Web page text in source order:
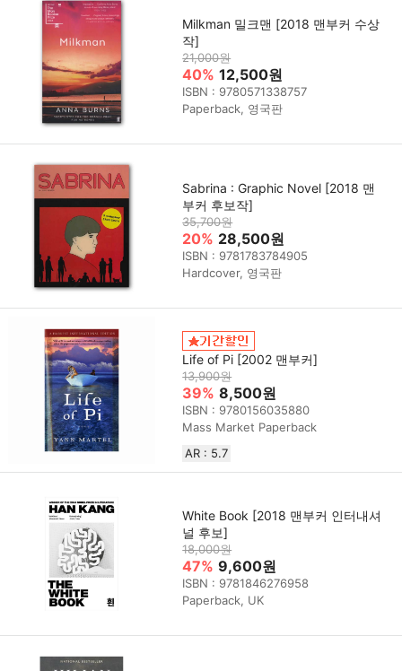
Milkman 밀크맨 [2018 맨부커 수상
작]
21,000원
40% 12,500원
ISBN : 9780571338757
Paperback, 영국판
Sabrina : Graphic Novel [2018 맨
부커 후보작]
35,700원
20% 28,500원
ISBN : 9781783784905
Hardcover, 영국판
Life of Pi [2002 맨부커]
13,900원
39% 8,500원
ISBN : 9780156035880
Mass Market Paperback
AR : 5.7
White Book [2018 맨부커 인터내셔
널 후보]
18,000원
47% 9,600원
ISBN : 9781846276958
Paperback, UK